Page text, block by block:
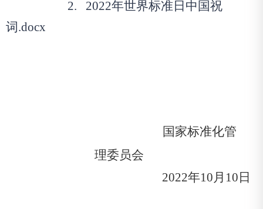
2. 2022年世界标准日中国祝
词.docx
国家标准化管
理委员会
2022年10月 10 日